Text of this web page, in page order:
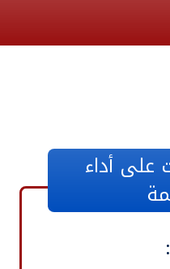
على أداء